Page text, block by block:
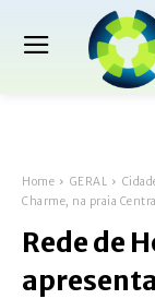
Home GERAL
Charme, na praia
Rede de